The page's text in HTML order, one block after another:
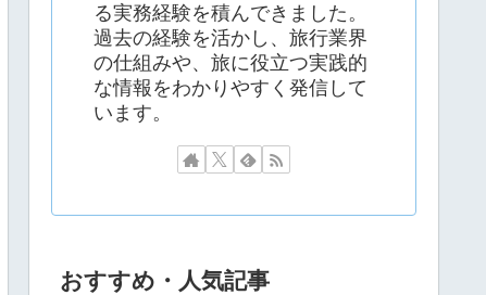
る実務経験を積んできました。
過去の経験を活かし、旅行業界
の仕組みや、旅に役立つ実践的
な情報をわかりやすく発信して
います。
おすすめ・人気記事